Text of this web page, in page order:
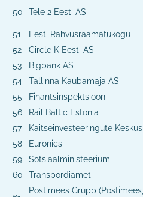
50 Tele 2 Eesti AS
51
Eesti Rahvusraamatukogu
52
Circle K Eesti AS
53
Bigbank AS
54
Tallinna Kaubamaja AS
55
Finantsinspektsioon
56
Rail Baltic Estonia
57
Kaitseinvesteeringute Keskus
58
Euronics
59
Sotsiaalministeerium
60
Transpordiamet
Postimees Grupp (Postimees,